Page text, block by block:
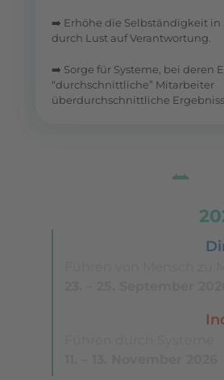
➡️ Erhöhe die Selbständigkeit in
durch Lust auf Verantwortung.
➡️ Sorge für Systeme, bei deren
“durchschnittliche” Mitarbeiter
überdurchschnittliche